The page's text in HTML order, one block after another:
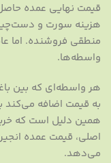
قیمت نهایی عمده
هزینه سورت و
منطقی فروشنده. اما
واسطه‌ها.
هر واسطه‌ای که بین
به قیمت اضافه می‌کند
همین دلیل است که
اصلی، قیمت عمده
می‌دهد.